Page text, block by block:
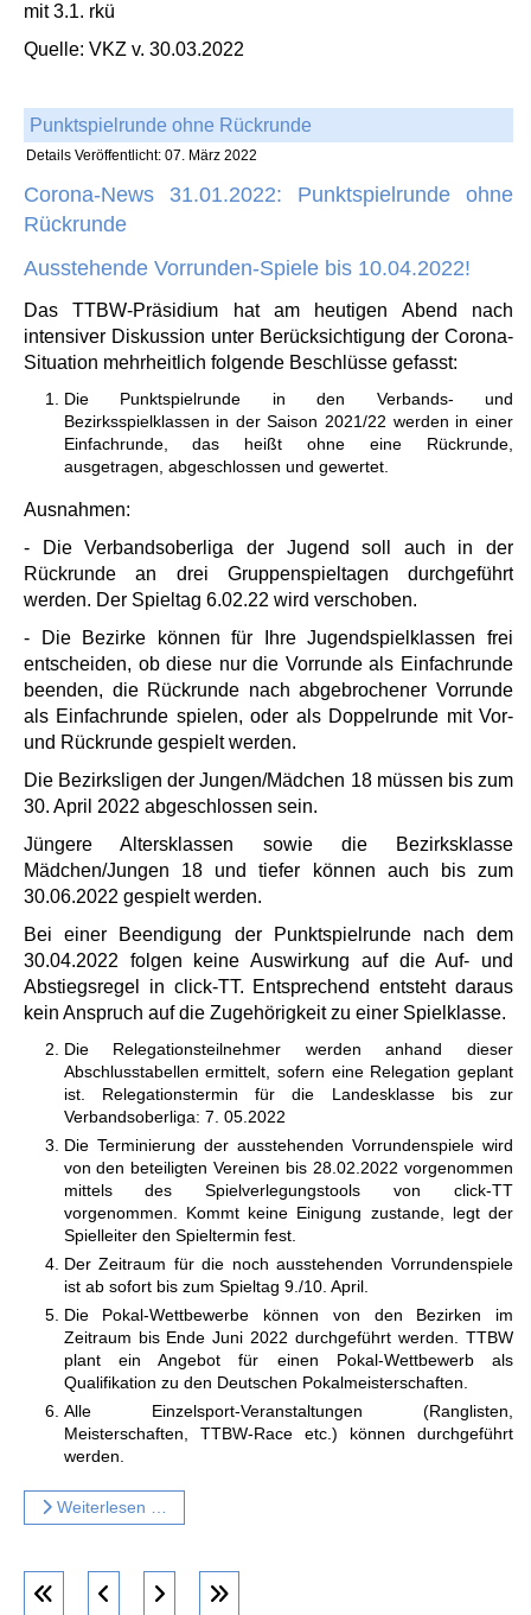
mit 3.1. rkü
Quelle: VKZ v. 30.03.2022
Punktspielrunde ohne Rückrunde
Details Veröffentlicht: 07. März 2022
Corona-News 31.01.2022: Punktspielrunde ohne
Rückrunde
Ausstehende Vorrunden-Spiele bis 10.04.2022!
Das TTBW-Präsidium hat am heutigen Abend nach
intensiver Diskussion unter Berücksichtigung der Corona-
Situation mehrheitlich folgende Beschlüsse gefasst:
Die Punktspielrunde in den Verbands- und
Bezirksspielklassen in der Saison 2021/22 werden in einer
Einfachrunde, das heißt ohne eine Rückrunde,
ausgetragen, abgeschlossen und gewertet.
Ausnahmen:
- Die Verbandsoberliga der Jugend soll auch in der
Rückrunde an drei Gruppenspieltagen durchgeführt
werden. Der Spieltag 6.02.22 wird verschoben.
- Die Bezirke können für Ihre Jugendspielklassen frei
entscheiden, ob diese nur die Vorrunde als Einfachrunde
beenden, die Rückrunde nach abgebrochener Vorrunde
als Einfachrunde spielen, oder als Doppelrunde mit Vor-
und Rückrunde gespielt werden.
Die Bezirksligen der Jungen/Mädchen 18 müssen bis zum
30. April 2022 abgeschlossen sein.
Jüngere Altersklassen sowie die Bezirksklasse
Mädchen/Jungen 18 und tiefer können auch bis zum
30.06.2022 gespielt werden.
Bei einer Beendigung der Punktspielrunde nach dem
30.04.2022 folgen keine Auswirkung auf die Auf- und
Abstiegsregel in click-TT. Entsprechend entsteht daraus
kein Anspruch auf die Zugehörigkeit zu einer Spielklasse.
Die Relegationsteilnehmer werden anhand dieser
Abschlusstabellen ermittelt, sofern eine Relegation geplant
ist. Relegationstermin für die Landesklasse bis zur
Verbandsoberliga: 7. 05.2022
Die Terminierung der ausstehenden Vorrundenspiele wird
von den beteiligten Vereinen bis 28.02.2022 vorgenommen
mittels des Spielverlegungstools von click-TT
vorgenommen. Kommt keine Einigung zustande, legt der
Spielleiter den Spieltermin fest.
Der Zeitraum für die noch ausstehenden Vorrundenspiele
ist ab sofort bis zum Spieltag 9./10. April.
Die Pokal-Wettbewerbe können von den Bezirken im
Zeitraum bis Ende Juni 2022 durchgeführt werden. TTBW
plant ein Angebot für einen Pokal-Wettbewerb als
Qualifikation zu den Deutschen Pokalmeisterschaften.
Alle Einzelsport-Veranstaltungen (Ranglisten,
Meisterschaften, TTBW-Race etc.) können durchgeführt
werden.
Weiterlesen …